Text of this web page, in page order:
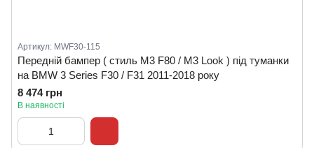
Артикул: MWF30-115
Передній бампер ( стиль M3 F80 / M3 Look ) під туманки
на BMW 3 Series F30 / F31 2011-2018 року
8 474 грн
В наявності